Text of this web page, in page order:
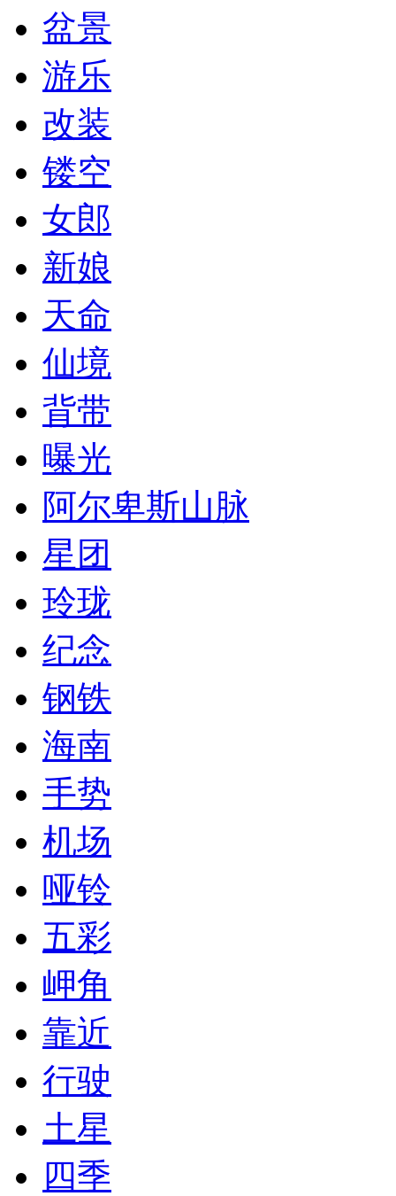
盆景
游乐
改装
镂空
女郎
新娘
天命
仙境
背带
曝光
阿尔卑斯山脉
星团
玲珑
纪念
钢铁
海南
手势
机场
哑铃
五彩
岬角
靠近
行驶
土星
四季